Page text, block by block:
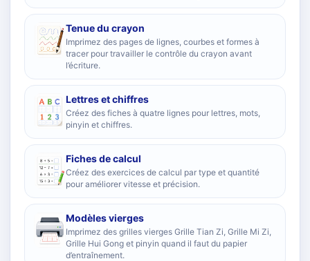
Tenue du crayon
Imprimez des pages de lignes, courbes et formes à
tracer pour travailler le contrôle du crayon avant
l’écriture.
Lettres et chiffres
Créez des fiches à quatre lignes pour lettres, mots,
pinyin et chiffres.
Fiches de calcul
Créez des exercices de calcul par type et quantité
pour améliorer vitesse et précision.
Modèles vierges
Imprimez des grilles vierges Grille Tian Zi, Grille Mi Zi,
Grille Hui Gong et pinyin quand il faut du papier
d’entraînement.